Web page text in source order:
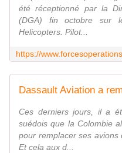
été réceptionné par la
(DGA) fin octobre sur
Helicopters. Pilot...
Ces derniers jours, il a
suédois que la Colombie
pour remplacer ses avions
Et cela aux d...